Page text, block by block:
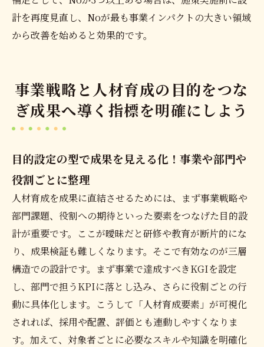
計を再度見直し、Noが最も事業インパクトの大きい領域
から改善を始めると効果的です。
事業戦略と人材育成の目的をつな
ぎ成果へ導く指標を明確にしよう
目的設定の型で成果を見える化！事業や部門や
役割ごとに整理
人材育成を成果に直結させるためには、まず事業戦略や
部門課題、役割への期待といった要素をつなげた目的設
計が重要です。ここが曖昧だと研修や教育が断片的にな
り、成果検証も難しくなります。そこで有効なのが三層
構造での設計です。まず事業で達成すべきKGIを設定
し、部門で担うKPIに落とし込み、さらに役割ごとの行
動に具体化します。こうして「人材育成要素」が可視化
されれば、採用や配置、評価とも連動しやすくなりま
す。加えて、対象者ごとに必要なスキルや知識を明確化